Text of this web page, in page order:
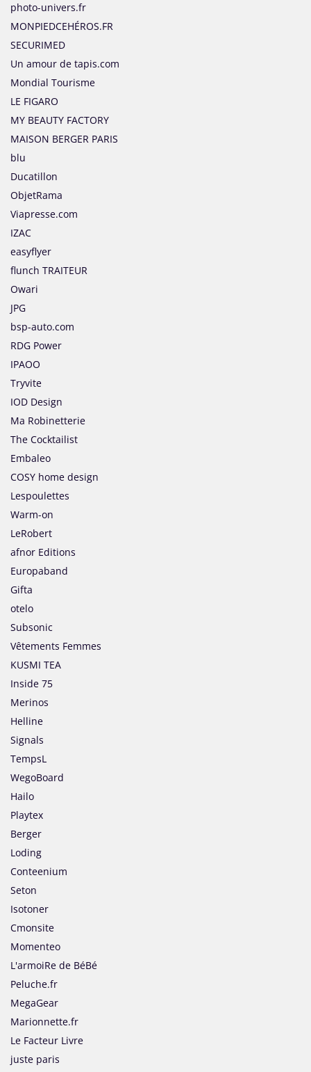
photo-univers.fr
MONPIEDCEHÉROS.FR
SECURIMED
Un amour de tapis.com
Mondial Tourisme
LE FIGARO
MY BEAUTY FACTORY
MAISON BERGER PARIS
blu
Ducatillon
ObjetRama
Viapresse.com
IZAC
easyflyer
flunch TRAITEUR
Owari
JPG
bsp-auto.com
RDG Power
IPAOO
Tryvite
IOD Design
Ma Robinetterie
The Cocktailist
Embaleo
COSY home design
Lespoulettes
Warm-on
LeRobert
afnor Editions
Europaband
Gifta
otelo
Subsonic
Vêtements Femmes
KUSMI TEA
Inside 75
Merinos
Helline
Signals
TempsL
WegoBoard
Hailo
Playtex
Berger
Loding
Conteenium
Seton
Isotoner
Cmonsite
Momenteo
L'armoiRe de BéBé
Peluche.fr
MegaGear
Marionnette.fr
Le Facteur Livre
juste paris